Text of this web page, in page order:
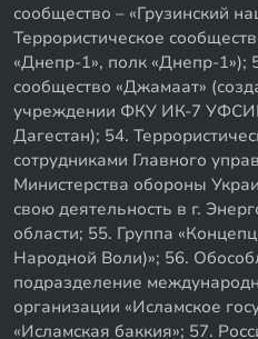
сообщество – «Грузинский
Террористическое
«Днепр-1», полк «Днепр-1»);
сообщество «Джамаат»
учреждении ФКУ ИК-7
Дагестан); 54.
сотрудниками Главного
Министерства обороны
свою деятельность в г.
области; 55. Группа
Народной Воли)»; 56.
подразделение
организации «Исламское
«Исламская баккия»; 57.